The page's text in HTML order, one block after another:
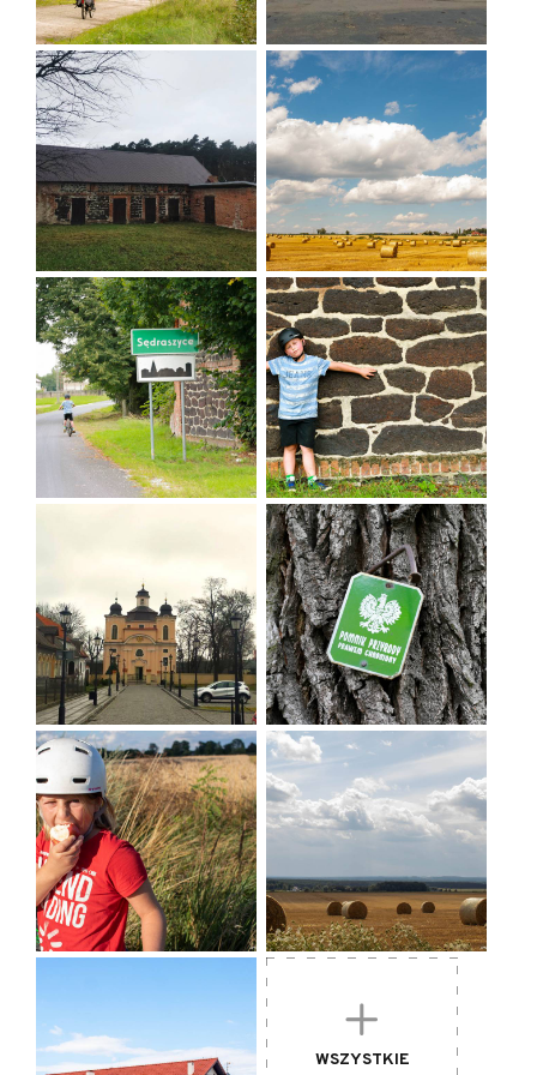
- Wąbnice - Wierzchowice - Krośnice.
Dawna strażnica graniczna w Sędraszycach, obecnie budynek mieszkalny.
Podobne budynki znajdują się w Cieszkowie i Marchwicach.
CO WARTO ZOBACZYĆ:
Jutrosin- rynek z ratuszem, kościół św. Krzyża
Jeziora- warto pojechać 1 km w kierunku wsi, gdzie
znajduje się ludowy, wielofiguratywny krzyż
drewniany z ok. 1850 r., wykonany przez Franiszka
Nowaka z Raszew.
WSZYSTKIE